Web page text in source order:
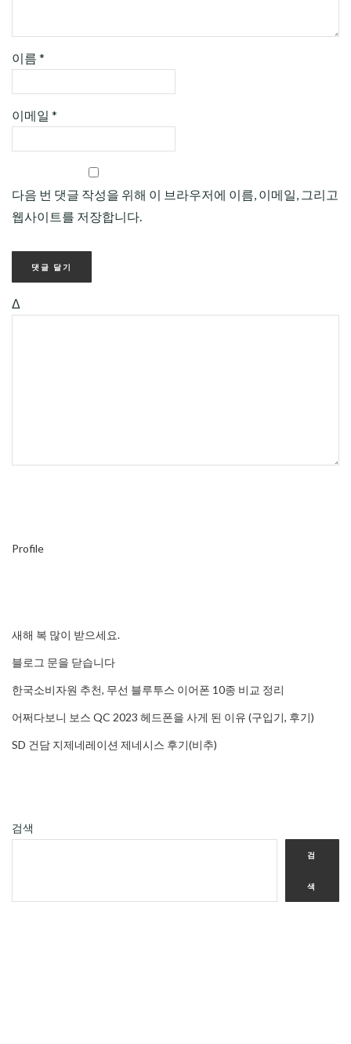
이름 *
이메일 *
다음 번 댓글 작성을 위해 이 브라우저에 이름, 이메일, 그리고
웹사이트를 저장합니다.
Δ
Profile
새해 복 많이 받으세요.
블로그 문을 닫습니다
한국소비자원 추천, 무선 블루투스 이어폰 10종 비교 정리
어쩌다보니 보스 QC 2023 헤드폰을 사게 된 이유 (구입기, 후기)
SD 건담 지제네레이션 제네시스 후기(비추)
검색
검
색